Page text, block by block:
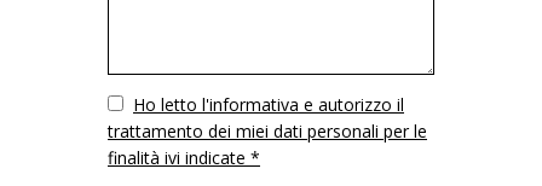
VuotoHo letto l'informativa e autorizzo il
trattamento dei miei dati personali per le
finalità ivi indicate *